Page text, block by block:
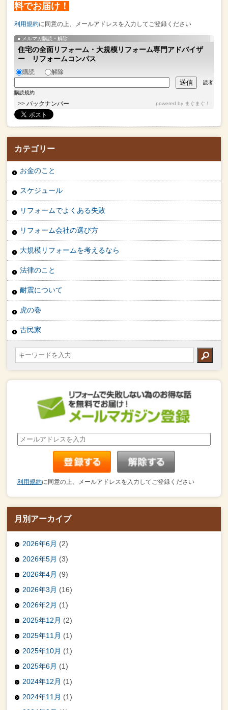
料でお届け！
利用規約に同意の上、メールアドレスを入力してご登録ください
メルマガ購読・解除
住宅の全面リフォーム・大規模リフォーム専門アドバイザ
ー リフォームコンパス
購読 解除
読者
購読規約
>> バックナンバー powered by まぐまぐ！
カテゴリー
お金のこと
スケジュール
リフォームでよくある失敗
リフォーム会社の選び方
大規模リフォームを考えるなら
法律のこと
耐震について
虎の巻
古民家
利用規約に同意の上、メールアドレスを入力してご登録ください
月別アーカイブ
2026年6月 (2)
2026年5月 (3)
2026年4月 (9)
2026年3月 (16)
2026年2月 (1)
2025年12月 (2)
2025年11月 (1)
2025年10月 (1)
2025年6月 (1)
2024年12月 (1)
2024年11月 (1)